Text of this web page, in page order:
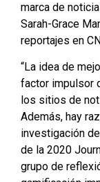
marca de
Sarah-Grace
reportajes en
“La idea de
factor impulsor
los sitios de
Además, hay
investigación
de la 2020
grupo de